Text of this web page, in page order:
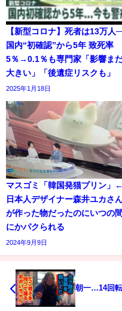
【新型コロナ】死者は13万人
国内“初確認”から5年 致死率
5％→0.1％も専門家「影響ま
大きい」「後遺症リスクも」
2025年1月18日
マスゴミ「韓国発猫プリン」←
日本人デザイナー森井ユカさ
が作った物だったのにいつの間
にかパクられる
2024年9月9日
朝一…14回